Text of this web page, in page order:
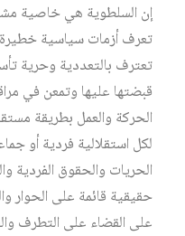
إن السلطوية هي خاصية
تعرف أزمات سياسية
تعترف بالتعددية وحرية
قبضتها عليها وتمعن في
الحركة والعمل بطريقة
لكل استقلالية فردية أو
الحريات والحقوق الفردية
حقيقية قائمة على الحوار
على القضاء على التطرف